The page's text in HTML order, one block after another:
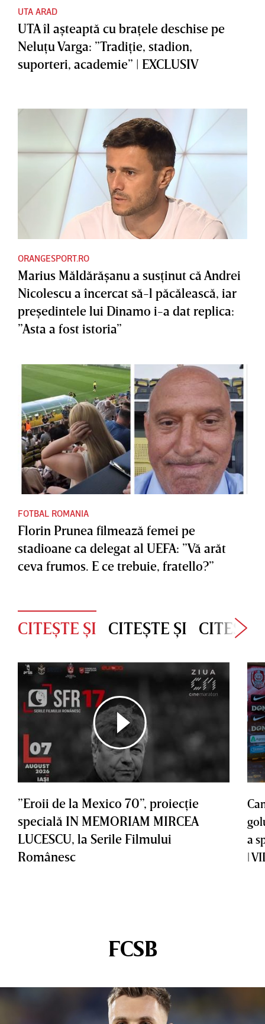
UTA ARAD
UTA îl aşteaptă cu braţele deschise pe
Neluţu Varga: ”Tradiţie, stadion,
suporteri, academie” | EXCLUSIV
ORANGESPORT.RO
Marius Măldărăşanu a susţinut că Andrei
Nicolescu a încercat să-l păcălească, iar
preşedintele lui Dinamo i-a dat replica:
”Asta a fost istoria”
FOTBAL ROMANIA
Florin Prunea filmează femei pe
stadioane ca delegat al UEFA: ”Vă arăt
ceva frumos. E ce trebuie, fratello?”
CITEȘTE ȘI CITEȘTE ȘI CITEȘTE
”Eroii de la Mexico 70”, proiecţie
specială IN MEMORIAM MIRCEA
LUCESCU, la Serile Filmului
Românesc
a
|
FCSB